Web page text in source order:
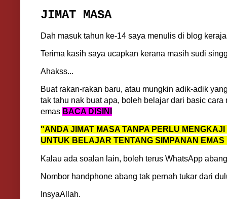
JIMAT MASA
Dah masuk tahun ke-14 saya menulis di blog
Terima kasih saya ucapkan kerana masih sudi
Ahakss...
Buat rakan-rakan baru, atau mungkin adik-adik
tak tahu nak buat apa, boleh belajar dari basic cara
emas BACA DISINI
"ANDA JIMAT MASA TANPA PERLU
UNTUK BELAJAR TENTANG SIMPANAN
Kalau ada soalan lain, boleh terus WhatsApp abang
Nombor handphone abang tak pernah tukar dari
InsyaAllah.